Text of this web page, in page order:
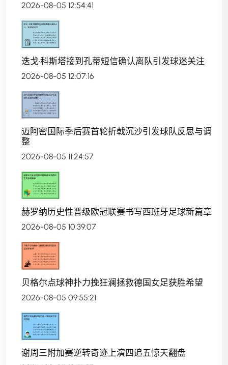
2026-08-05 12:54:41
迭戈·科斯塔接到孔蒂短信确认离队引发球迷关注
2026-08-05 12:07:16
迈阿密国际季后赛首轮折戟沉沙引发球队反思与调
整
2026-08-05 11:24:57
赫罗纳历史性晋级欧冠联赛书写西班牙足球新篇章
2026-08-05 10:39:07
贝格尔点球神扑力挽狂澜拯救德国女足获胜希望
2026-08-05 09:55:21
谢周三附加赛逆转奇迹上演四追五惊天翻盘